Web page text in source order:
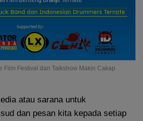
Film Festival dan Talkshow Makin Cakap
atau sarana untuk
dan pesan kita kepada setiap